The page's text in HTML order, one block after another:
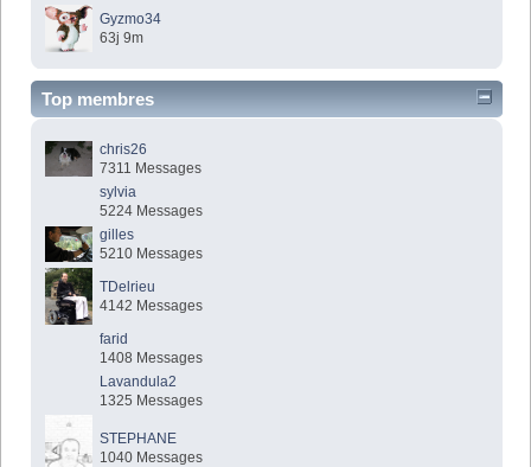
Gyzmo34
63j 9m
Top membres
chris26
7311 Messages
sylvia
5224 Messages
gilles
5210 Messages
TDelrieu
4142 Messages
farid
1408 Messages
Lavandula2
1325 Messages
STEPHANE
1040 Messages